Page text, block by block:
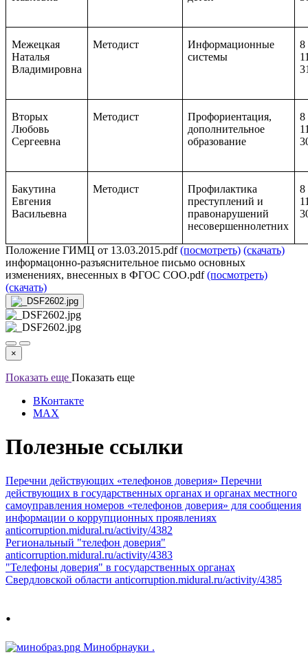
Межецкая
Наталья
Владимировна
Методист
Информационные
системы
8
Вторых
Любовь
Сергеевна
Методист
Профориентация,
дополнительное
образование
8
Бакутина
Евгения
Васильевна
Методист
Профилактика
преступлений и
правонарушений
несовершеннолетних
8
Положение ГИМЦ от 13.03.2015.pdf(посмотреть) (скачать)
информацонно-разъяснительное письмо основных
изменениях, внесенных в ФГОС СОО.pdf(посмотреть)
(скачать)
×
Показать еще Показать еще
ВКонтакте
MAX
Полезные ссылки
Перечни действующих «телефонов доверия» Перечни
действующих в государственных органах и органах местного
самоуправления номеров «телефонов доверия» для сообщения
информации о коррупционных проявлениях
anticorruption.midural.ru/activity/4382
Региональный "телефон доверия"
anticorruption.midural.ru/activity/4383
"Телефоны доверия" в государственных органах
Свердловской области anticorruption.midural.ru/activity/4385
.
Минобрнауки .